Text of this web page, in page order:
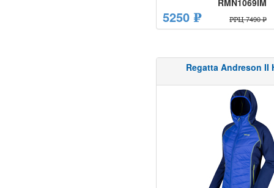
RMN1069IM
5250 ₽ РРЦ 7490 ₽
Regatta Andreson II